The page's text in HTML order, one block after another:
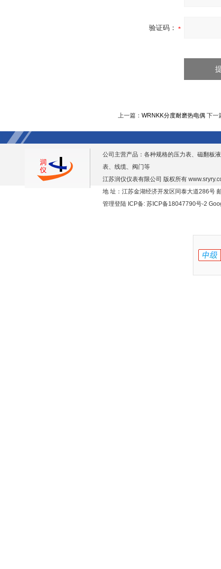
验证码：
上一篇： WRNKK分度耐磨热电偶 下一
公司主营产品：各种规格的压力表、磁翻板
表、线缆、阀门等
江苏润仪仪表有限公司 版权所有
地 址：江苏金湖经济开发区同泰大道286号
管理登陆 ICP备: 苏ICP备18047790号-2